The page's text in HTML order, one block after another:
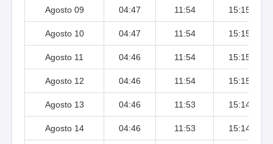
Agosto 09 04:47 11:54 15:15
Agosto 10 04:47 11:54 15:15
Agosto 11 04:46 11:54 15:15
Agosto 12 04:46 11:54 15:15
Agosto 13 04:46 11:53 15:14
Agosto 14 04:46 11:53 15:14